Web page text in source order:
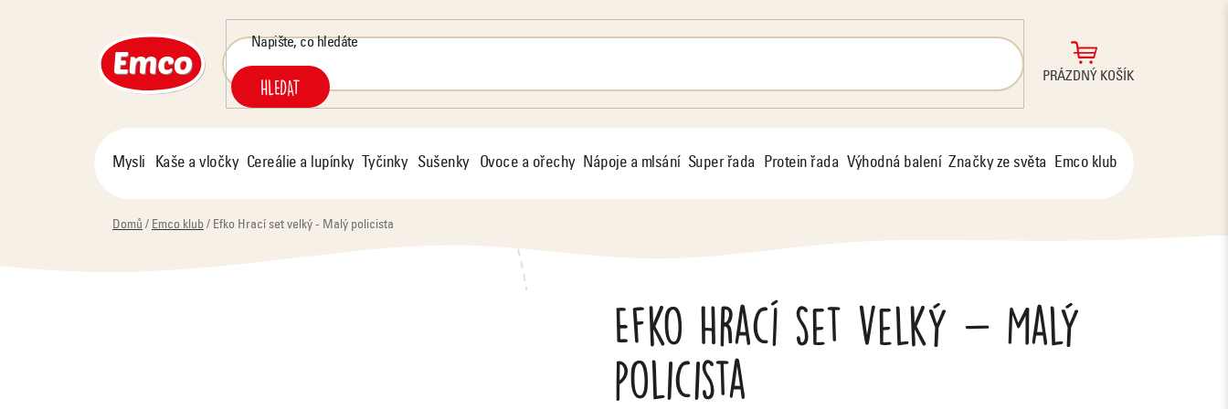
HLEDAT
NÁKUPNÍ
PRÁZDNÝ KOŠÍK
Mysli Kaše a vločky Cereálie a lupínky Tyčinky Sušenky Ovoce a ořechy Nápoje a mlsání Super řada Protein řada Výhodná balení Značky ze světa Emco klub
Domů / Emco klub / Efko Hrací set velký - Malý policista
Efko Hrací set velký - Malý
policista